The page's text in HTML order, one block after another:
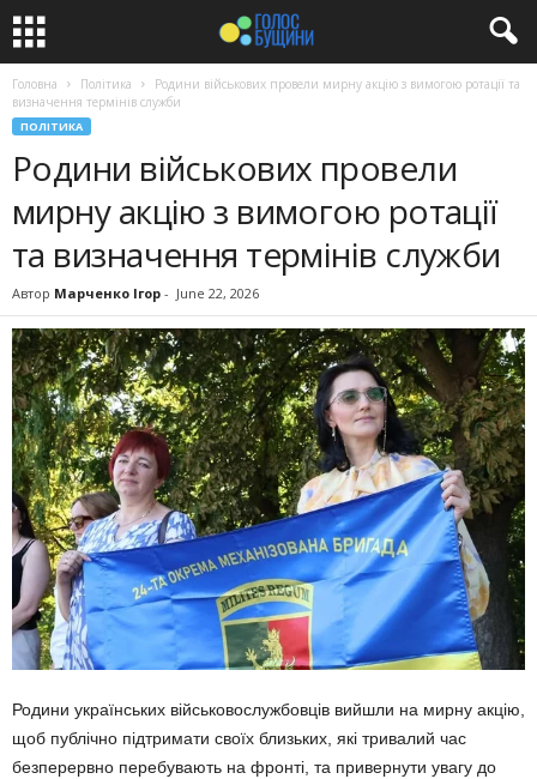
Головна Політика
Родини військових провели мирну акцію з вимогою ротації та
визначення термінів служби
ПОЛІТИКА
Родини військових провели
мирну акцію з вимогою ротації
та визначення термінів служби
Автор Марченко Ігор - June 22, 2026
Родини українських військовослужбовців вийшли на мирну акцію,
щоб публічно підтримати своїх близьких, які тривалий час
безперервно перебувають на фронті, та привернути увагу до